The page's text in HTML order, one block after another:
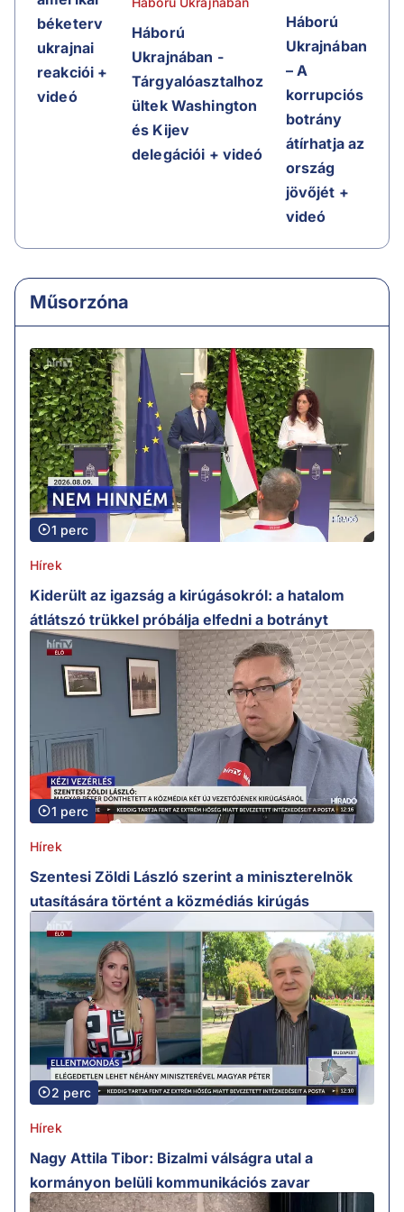
béketerv
ukrajnai
reakciói +
videó
Háború
Ukrajnában -
Tárgyalóasztalhoz
ültek Washington
és Kijev
delegációi + videó
Háború
Ukrajnában
– A
korrupciós
botrány
átírhatja az
ország
jövőjét +
videó
Műsorzóna
1 perc
Hírek
Kiderült az igazság a kirúgásokról: a hatalom
átlátszó trükkel próbálja elfedni a botrányt
1 perc
Hírek
Szentesi Zöldi László szerint a miniszterelnök
utasítására történt a közmédiás kirúgás
2 perc
Hírek
Nagy Attila Tibor: Bizalmi válságra utal a
kormányon belüli kommunikációs zavar